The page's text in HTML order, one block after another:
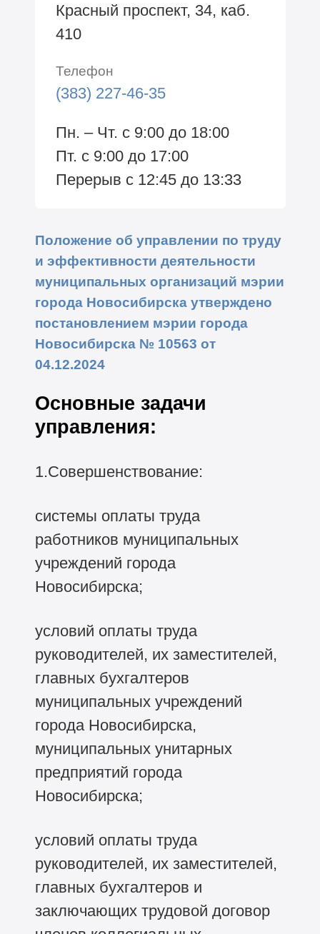
Красный проспект, 34, каб.
410
Телефон
(383) 227-46-35
Пн. – Чт. с 9:00 до 18:00
Пт. с 9:00 до 17:00
Перерыв с 12:45 до 13:33
Положение об управлении по труду
и эффективности деятельности
муниципальных организаций мэрии
города Новосибирска утверждено
постановлением мэрии города
Новосибирска № 10563 от
04.12.2024
Основные задачи
управления:
1.Совершенствование:
системы оплаты труда
работников муниципальных
учреждений города
Новосибирска;
условий оплаты труда
руководителей, их заместителей,
главных бухгалтеров
муниципальных учреждений
города Новосибирска,
муниципальных унитарных
предприятий города
Новосибирска;
условий оплаты труда
руководителей, их заместителей,
главных бухгалтеров и
заключающих трудовой договор